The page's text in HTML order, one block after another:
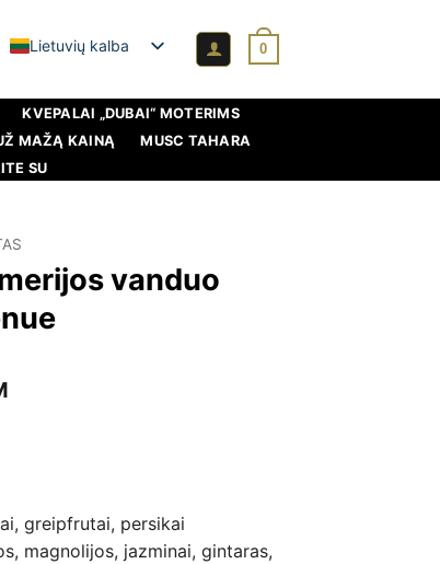
Lietuvių kalba 0
KVEPALAI „DUBAI“ MOTERIMS
MAŽĄ KAINĄ
MUSC TAHARA
SU
vanduo
greipfrutai, persikai
magnolijos, jazminai, gintaras,